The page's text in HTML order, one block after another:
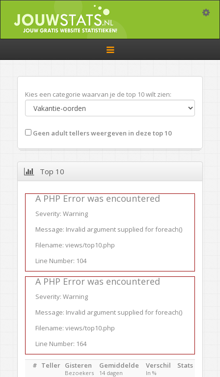
Toggle
navigation
Kies een categorie waarvan je de top 10 wilt zien:
Geen adult tellers weergeven in deze top 10
Top 10
A PHP Error was encountered
Severity: Warning
Message: Invalid argument supplied for foreach()
Filename: views/top10.php
Line Number: 104
A PHP Error was encountered
Severity: Warning
Message: Invalid argument supplied for foreach()
Filename: views/top10.php
Line Number: 164
# Teller Gisteren
Bezoekers
Gemiddelde
14 dagen
Verschil
In %
Stats